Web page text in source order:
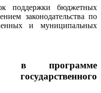
поддержки бюджетных
законодательства по
и муниципальных
в программе